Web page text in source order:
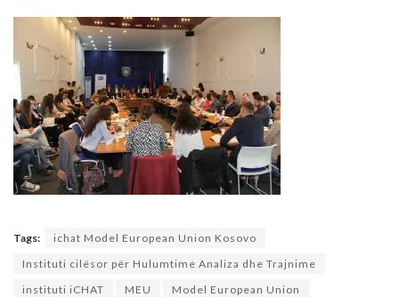
Tags:
ichat Model European Union Kosovo
Instituti cilësor për Hulumtime Analiza dhe Trajnime
instituti iCHAT
MEU Model European Union